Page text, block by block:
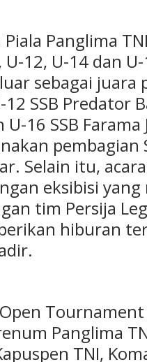
Panglima
12, U-14 dan
sebagai juara
SSB Predator
16 SSB
pembagian
Selain itu,
eksibisi
tim Persija
hiburan
Tournament
Panglima
TNI,